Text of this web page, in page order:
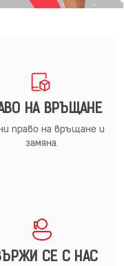
НА ВРЪЩАНЕ
право на връщане и
замяна.
СЕ С НАС